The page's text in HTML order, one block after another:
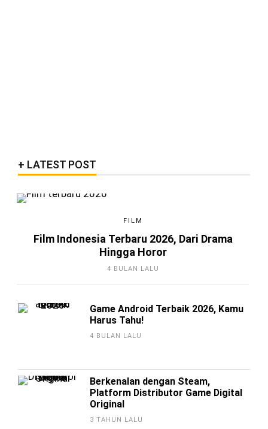
LATEST POST
FILM
Film Indonesia Terbaru 2026, Dari Drama
Hingga Horor
4 BULAN LALU
Game Android Terbaik 2026, Kamu
Harus Tahu!
4 BULAN LALU
Berkenalan dengan Steam,
Platform Distributor Game Digital
Original
3 TAHUN LALU